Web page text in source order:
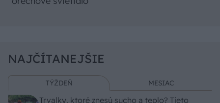
NAJČÍTANEJŠIE
TÝŽDEŇ MESIAC
Trvalky, ktoré znesú sucho a teplo? Tieto